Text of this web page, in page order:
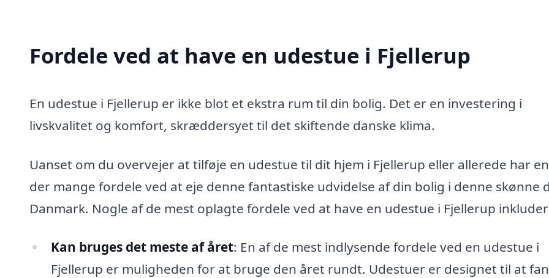
Fordele ved at have en udestue i Fjellerup
En udestue i Fjellerup er ikke blot et ekstra rum til din bolig. Det er en investering i
livskvalitet og komfort, skræddersyet til det skiftende danske klima.
Uanset om du overvejer at tilføje en udestue til dit hjem i Fjellerup eller allerede har
der mange fordele ved at eje denne fantastiske udvidelse af din bolig i denne skønne
Danmark. Nogle af de mest oplagte fordele ved at have en udestue i Fjellerup
Kan bruges det meste af året: En af de mest indlysende fordele ved en udestue i
Fjellerup er muligheden for at bruge den året rundt. Udestuer er designet til at